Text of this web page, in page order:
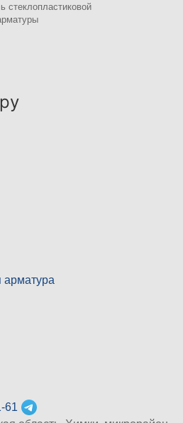
стеклопластиковой
арматура
61